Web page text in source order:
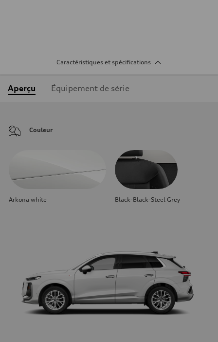
Caractéristiques et spécifications
Aperçu Équipement de série
Couleur
Arkona white Black-Black-Steel Grey